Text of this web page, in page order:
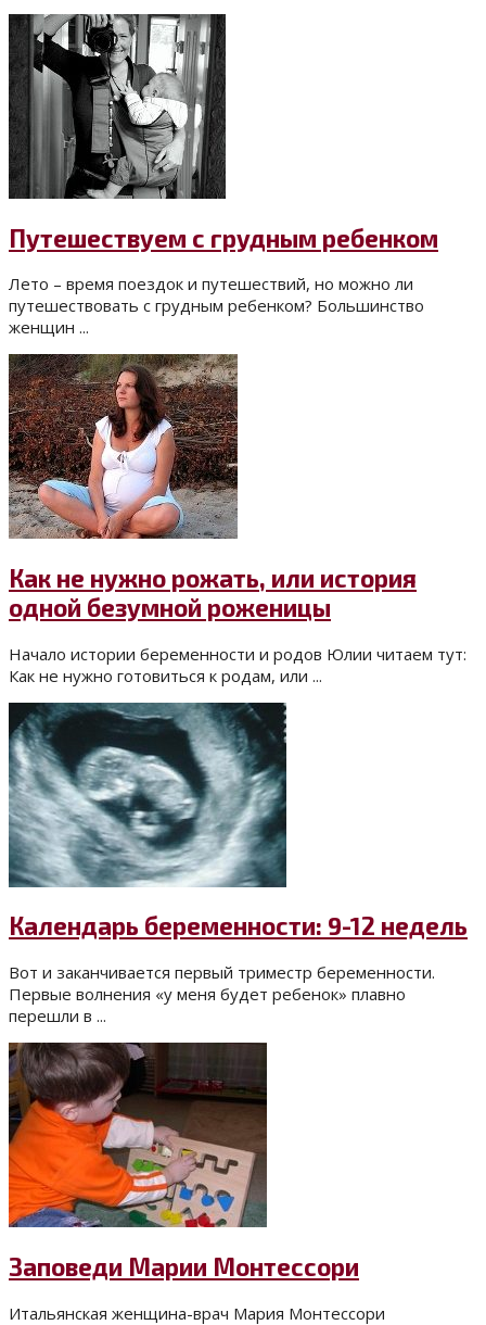
Путешествуем с грудным ребенком
Лето – время поездок и путешествий, но можно ли
путешествовать с грудным ребенком? Большинство
женщин ...
Как не нужно рожать, или история
одной безумной роженицы
Начало истории беременности и родов Юлии читаем тут:
Как не нужно готовиться к родам, или ...
Календарь беременности: 9-12 недель
Вот и заканчивается первый триместр беременности.
Первые волнения «у меня будет ребенок» плавно
перешли в ...
Заповеди Марии Монтессори
Итальянская женщина-врач Мария Монтессори